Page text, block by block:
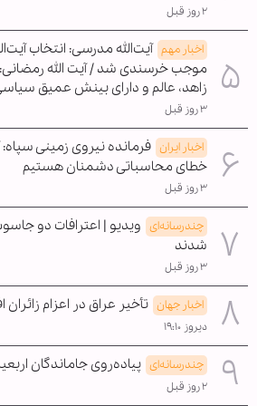
۲ روز قبل
اخبار مهم آیت‌الله مدرسی: انتخاب
موجب خرسندی شد / آیت الله
زاهد، عالم و دارای بینش عمیق
۳ روز قبل
اخبار ایران فرمانده نیروی زمینی سپاه:
خطای محاسباتی دشمنان هستیم
۳ روز قبل
چندرسانه‌ای ویدیو | اعترافات دو
شدند
۳ روز قبل
اخبار جهان تأخیر عراق در اعزام زائران
دیروز ۱۹:۱۰
چندرسانه‌ای پیاده‌روی جاماندگان
۲ روز قبل